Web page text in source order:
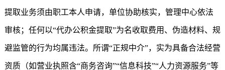
提取业务须由职工本人申请，单位协助核实，管理中心依法
审核；任何以“代办公积金提取”为名收取费用、伪造材料、规
避监管的行为均属违法。所谓“正规中介”，实为具备合法经营
资质（如营业执照含“商务咨询”“信息科技”“人力资源服务”等